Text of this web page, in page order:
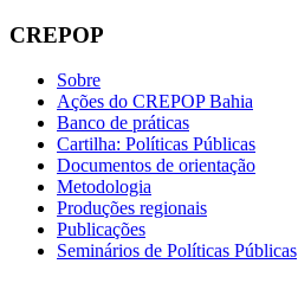
CREPOP
Sobre
Ações do CREPOP Bahia
Banco de práticas
Cartilha: Políticas Públicas
Documentos de orientação
Metodologia
Produções regionais
Publicações
Seminários de Políticas Públicas